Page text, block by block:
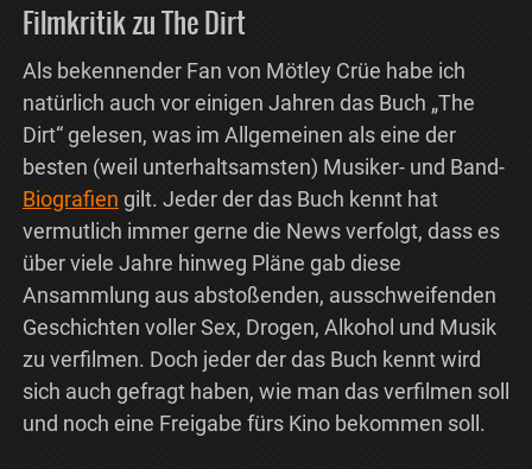
Filmkritik zu The Dirt
Als bekennender Fan von Mötley Crüe habe ich
natürlich auch vor einigen Jahren das Buch „The
Dirt“ gelesen, was im Allgemeinen als eine der
besten (weil unterhaltsamsten) Musiker- und Band-
Biografien gilt. Jeder der das Buch kennt hat
vermutlich immer gerne die News verfolgt, dass es
über viele Jahre hinweg Pläne gab diese
Ansammlung aus abstoßenden, ausschweifenden
Geschichten voller Sex, Drogen, Alkohol und Musik
zu verfilmen. Doch jeder der das Buch kennt wird
sich auch gefragt haben, wie man das verfilmen soll
und noch eine Freigabe fürs Kino bekommen soll.